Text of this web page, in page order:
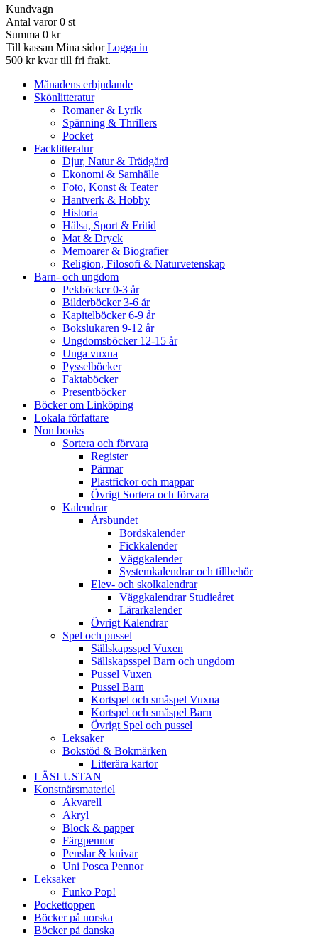
Kundvagn
Antal varor 0 st
Summa 0 kr
Till kassan Mina sidor Logga in
500 kr kvar till fri frakt.
Månadens erbjudande
Skönlitteratur
Romaner & Lyrik
Spänning & Thrillers
Pocket
Facklitteratur
Djur, Natur & Trädgård
Ekonomi & Samhälle
Foto, Konst & Teater
Hantverk & Hobby
Historia
Hälsa, Sport & Fritid
Mat & Dryck
Memoarer & Biografier
Religion, Filosofi & Naturvetenskap
Barn- och ungdom
Pekböcker 0-3 år
Bilderböcker 3-6 år
Kapitelböcker 6-9 år
Bokslukaren 9-12 år
Ungdomsböcker 12-15 år
Unga vuxna
Pysselböcker
Faktaböcker
Presentböcker
Böcker om Linköping
Lokala författare
Non books
Sortera och förvara
Register
Pärmar
Plastfickor och mappar
Övrigt Sortera och förvara
Kalendrar
Årsbundet
Bordskalender
Fickkalender
Väggkalender
Systemkalendrar och tillbehör
Elev- och skolkalendrar
Väggkalendrar Studieåret
Lärarkalender
Övrigt Kalendrar
Spel och pussel
Sällskapsspel Vuxen
Sällskapsspel Barn och ungdom
Pussel Vuxen
Pussel Barn
Kortspel och småspel Vuxna
Kortspel och småspel Barn
Övrigt Spel och pussel
Leksaker
Bokstöd & Bokmärken
Litterära kartor
LÄSLUSTAN
Konstnärsmateriel
Akvarell
Akryl
Block & papper
Färgpennor
Penslar & knivar
Uni Posca Pennor
Leksaker
Funko Pop!
Pockettoppen
Böcker på norska
Böcker på danska